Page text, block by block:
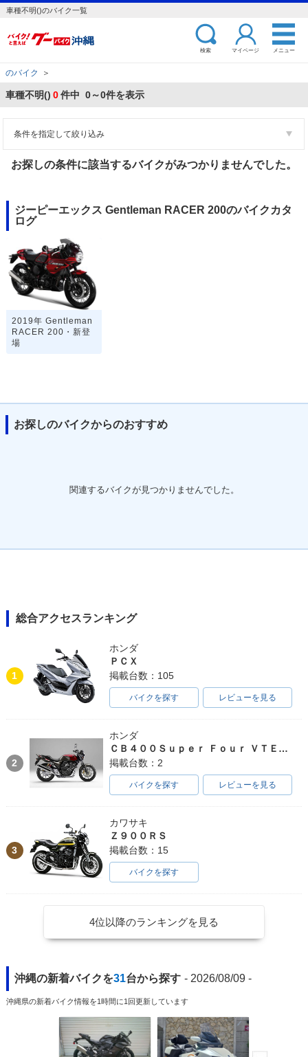
車種不明()のバイク一覧
検索 マイページ メニュー
のバイク ＞
車種不明() 0件中 0～0件を表示
条件を指定して絞り込み
お探しの条件に該当するバイクがみつかりませんでした。
ジーピーエックス Gentleman RACER 200のバイクカタ
ログ
2019年 Gentleman
RACER 200・新登
場
お探しのバイクからのおすすめ
関連するバイクが見つかりませんでした。
総合アクセスランキング
1
ホンダ
ＰＣＸ
掲載台数：105
バイクを探す レビューを見る
2
ホンダ
ＣＢ４００Ｓｕｐｅｒ Ｆｏｕｒ ＶＴＥＣ ＳＰＥＣ３
掲載台数：2
バイクを探す レビューを見る
3
カワサキ
Ｚ９００ＲＳ
掲載台数：15
バイクを探す
4位以降のランキングを見る
沖縄の新着バイクを31台から探す - 2026/08/09 -
沖縄県の新着バイク情報を1時間に1回更新しています